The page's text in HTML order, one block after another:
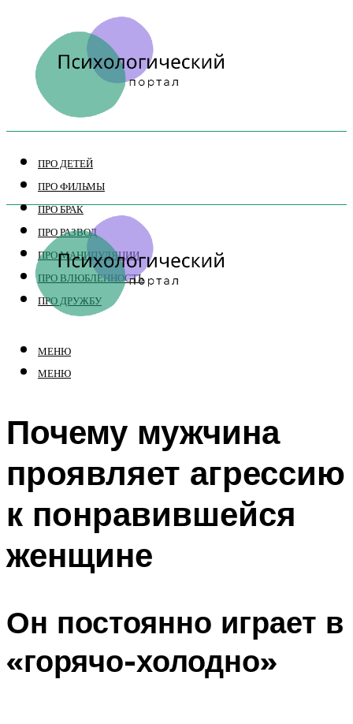
ПРО ДЕТЕЙ
ПРО ФИЛЬМЫ
ПРО БРАК
ПРО РАЗВОД
ПРО МАНИПУЛЯЦИИ
ПРО ВЛЮБЛЕННОСТЬ
ПРО ДРУЖБУ
МЕНЮ
МЕНЮ
Почему мужчина
проявляет агрессию
к понравившейся
женщине
Он постоянно играет в
«горячо-холодно»